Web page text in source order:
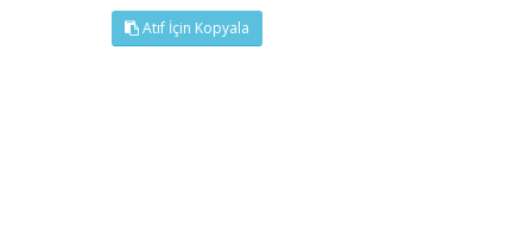
Atıf İçin Kopyala